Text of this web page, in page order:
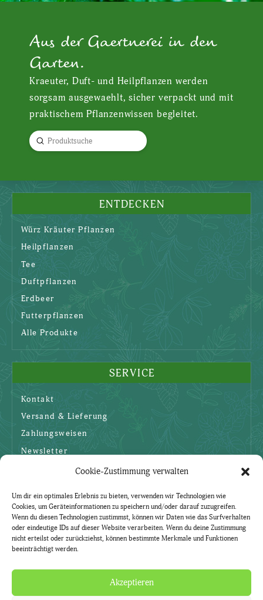
Cookie-Zustimmung verwalten
Um dir ein optimales Erlebnis zu bieten, verwenden wir Technologien wie
Cookies, um Geräteinformationen zu speichern und/oder darauf zuzugreifen.
Wenn du diesen Technologien zustimmst, können wir Daten wie das Surfverhalten
oder eindeutige IDs auf dieser Website verarbeiten. Wenn du deine Zustimmung
nicht erteilst oder zurückziehst, können bestimmte Merkmale und Funktionen
beeinträchtigt werden.
Akzeptieren
Aus der Gaertnerei in den
Garten.
Kraeuter, Duft- und Heilpflanzen werden
sorgsam ausgewaehlt, sicher verpackt und mit
praktischem Pflanzenwissen begleitet.
Search
Submit
ENTDECKEN
Würz Kräuter Pflanzen
Heilpflanzen
Tee
Duftpflanzen
Erdbeer
Futterpflanzen
Alle Produkte
SERVICE
Kontakt
Versand & Lieferung
Zahlungsweisen
Newsletter
SICHERHEIT
AGBs
Datenschutzerklärung
Widerruf
Impressum